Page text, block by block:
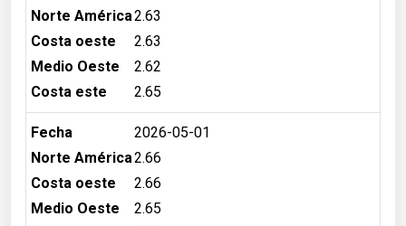
Norte América2.63
Costa oeste
2.63
Medio Oeste
2.62
Costa este
2.65
Fecha
2026-05-01
Norte América2.66
Costa oeste
2.66
Medio Oeste
2.65